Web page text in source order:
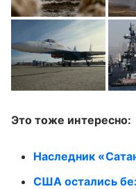
Это тоже интересно:
Наследник
США остались